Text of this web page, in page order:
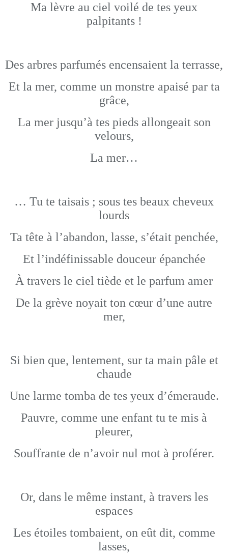
Ma lèvre au ciel voilé de tes yeux
palpitants !
Des arbres parfumés encensaient la terrasse,
Et la mer, comme un monstre apaisé par ta
grâce,
La mer jusqu’à tes pieds allongeait son
velours,
La mer…
… Tu te taisais ; sous tes beaux cheveux
lourds
Ta tête à l’abandon, lasse, s’était penchée,
Et l’indéfinissable douceur épanchée
À travers le ciel tiède et le parfum amer
De la grève noyait ton cœur d’une autre
mer,
Si bien que, lentement, sur ta main pâle et
chaude
Une larme tomba de tes yeux d’émeraude.
Pauvre, comme une enfant tu te mis à
pleurer,
Souffrante de n’avoir nul mot à proférer.
Or, dans le même instant, à travers les
espaces
Les étoiles tombaient, on eût dit, comme
lasses,